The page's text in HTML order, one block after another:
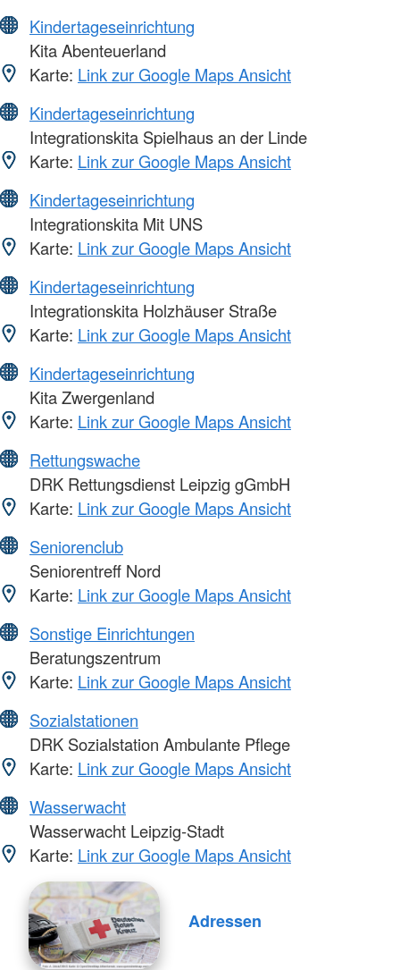
Kindertageseinrichtung
Kita Abenteuerland
Karte: Link zur Google Maps Ansicht
Kindertageseinrichtung
Integrationskita Spielhaus an der Linde
Karte: Link zur Google Maps Ansicht
Kindertageseinrichtung
Integrationskita Mit UNS
Karte: Link zur Google Maps Ansicht
Kindertageseinrichtung
Integrationskita Holzhäuser Straße
Karte: Link zur Google Maps Ansicht
Kindertageseinrichtung
Kita Zwergenland
Karte: Link zur Google Maps Ansicht
Rettungswache
DRK Rettungsdienst Leipzig gGmbH
Karte: Link zur Google Maps Ansicht
Seniorenclub
Seniorentreff Nord
Karte: Link zur Google Maps Ansicht
Sonstige Einrichtungen
Beratungszentrum
Karte: Link zur Google Maps Ansicht
Sozialstationen
DRK Sozialstation Ambulante Pflege
Karte: Link zur Google Maps Ansicht
Wasserwacht
Wasserwacht Leipzig-Stadt
Karte: Link zur Google Maps Ansicht
Adressen